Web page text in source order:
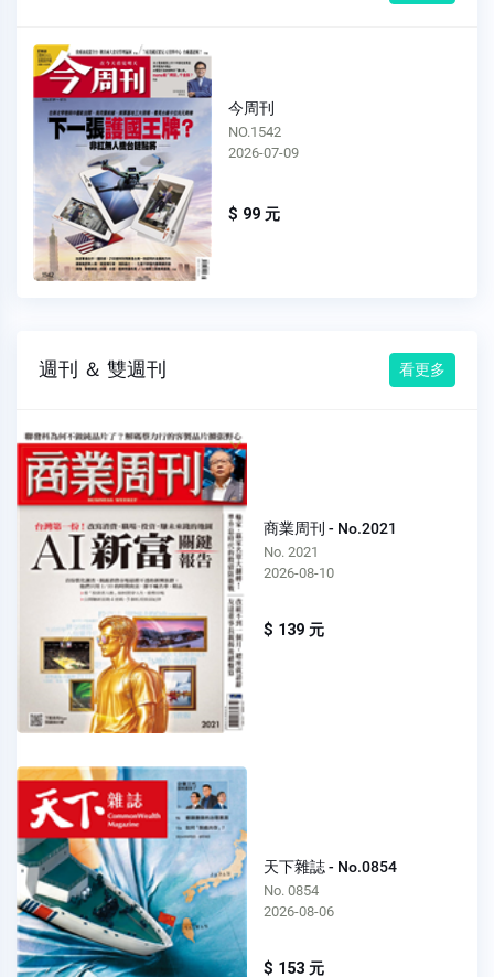
今周刊
NO.1542
2026-07-09
$ 99 元
週刊 ＆ 雙週刊 看更多
商業周刊 - No.2021
No. 2021
2026-08-10
$ 139 元
天下雜誌 - No.0854
No. 0854
2026-08-06
$ 153 元